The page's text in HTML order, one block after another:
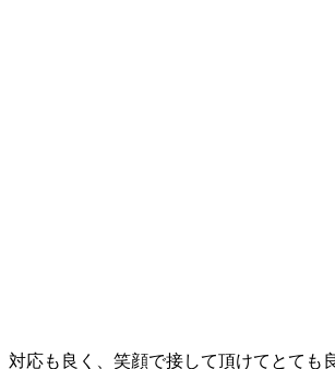
対応も良く、笑顔で接して頂けてとても